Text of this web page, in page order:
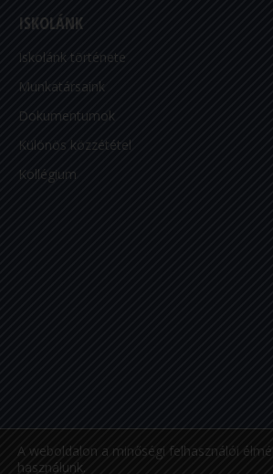
ISKOLÁNK
Iskolánk története
Munkatársaink
Dokumentumok
Különös közzététel
Kollégium
A weboldalon a minőségi felhasználói
használunk.